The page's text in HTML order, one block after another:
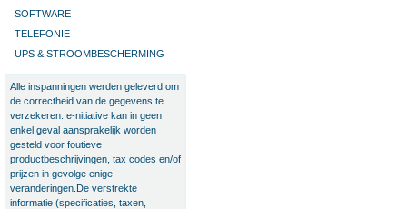
SOFTWARE
TELEFONIE
UPS & STROOMBESCHERMING
Alle inspanningen werden geleverd om
de correctheid van de gegevens te
verzekeren. e-nitiative kan in geen
enkel geval aansprakelijk worden
gesteld voor foutieve
productbeschrijvingen, tax codes en/of
prijzen in gevolge enige
veranderingen.De verstrekte
informatie (specificaties, taxen,